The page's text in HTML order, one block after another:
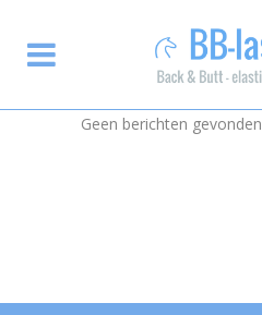
Geen berichten gevonden